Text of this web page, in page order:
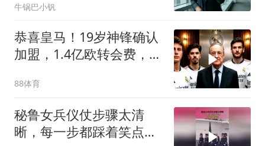
亿合同没你根本签不了
牛锅巴小钒
恭喜皇马！19岁神锋确认
加盟，1.4亿欧转会费，维
88体育
秘鲁女兵仪仗步骤太清
晰，每一步都踩着笑点，